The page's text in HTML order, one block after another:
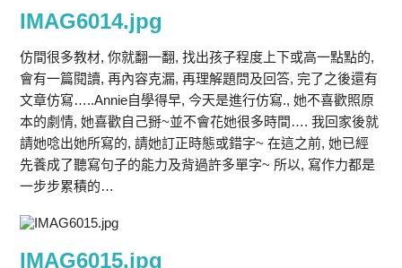
IMAG6014.jpg
仿間很多教材, 你就翻一翻, 找出孩子程度上下或高一點點的,
會有一篇閱讀, 再內容克漏, 再理解題問及回答, 完了之後還有
文章仿寫…..Annie自學得早, 今天是進行仿寫., 她不喜歡照原
本的劇情, 她喜歡自己掰~並不會花她很多時間…. 我回家後就
請她唸出她所寫的, 請她訂正時態或錯字~ 在這之前, 她已經
先養成了聽寫句子的能力及背過許多單字~ 所以, 寫作力都是
一步步累積的…
IMAG6015.jpg